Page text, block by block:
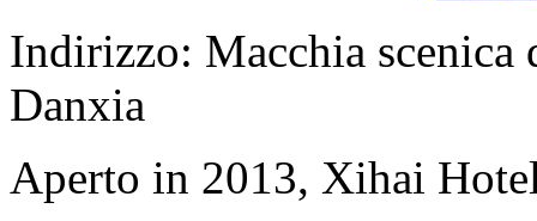
Indirizzo: Macchia
Danxia
Aperto in 2013, Xihai